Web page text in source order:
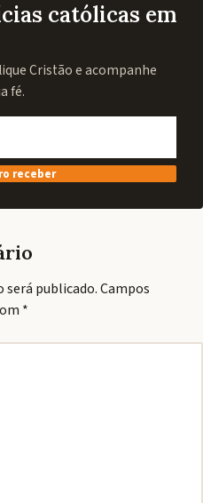
católicas em
Cristão e acompanhe
fé.
receber
será publicado.Campos
*